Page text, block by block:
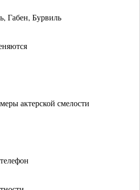
Габен, Бурвиль
актерской смелости